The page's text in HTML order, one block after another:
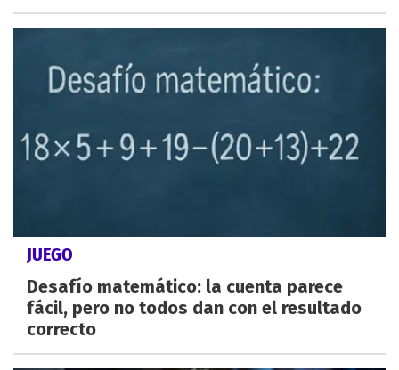
JUEGO
Desafío matemático: la cuenta parece
fácil, pero no todos dan con el resultado
correcto